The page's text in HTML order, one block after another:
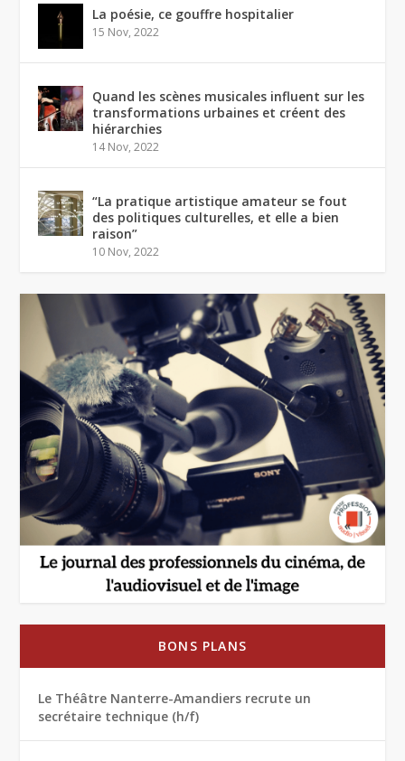
La poésie, ce gouffre hospitalier
15 Nov, 2022
Quand les scènes musicales influent sur les
transformations urbaines et créent des
hiérarchies
14 Nov, 2022
“La pratique artistique amateur se fout
des politiques culturelles, et elle a bien
raison”
10 Nov, 2022
BONS PLANS
Le Théâtre Nanterre-Amandiers recrute un
secrétaire technique (h/f)